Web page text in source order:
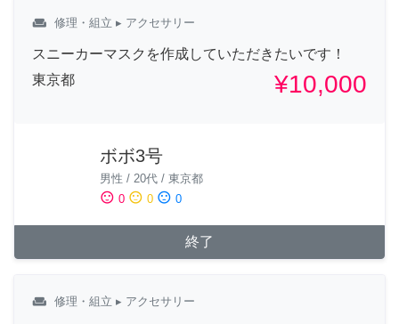
weekend 修理・組立 ▸ アクセサリー
スニーカーマスクを作成していただきたいです！
東京都
¥10,000
ボボ3号
男性 / 20代 / 東京都
sentiment_satisfied 0 sentiment_neutral 0 sentiment_dissatisfied 0
終了
weekend 修理・組立 ▸ アクセサリー